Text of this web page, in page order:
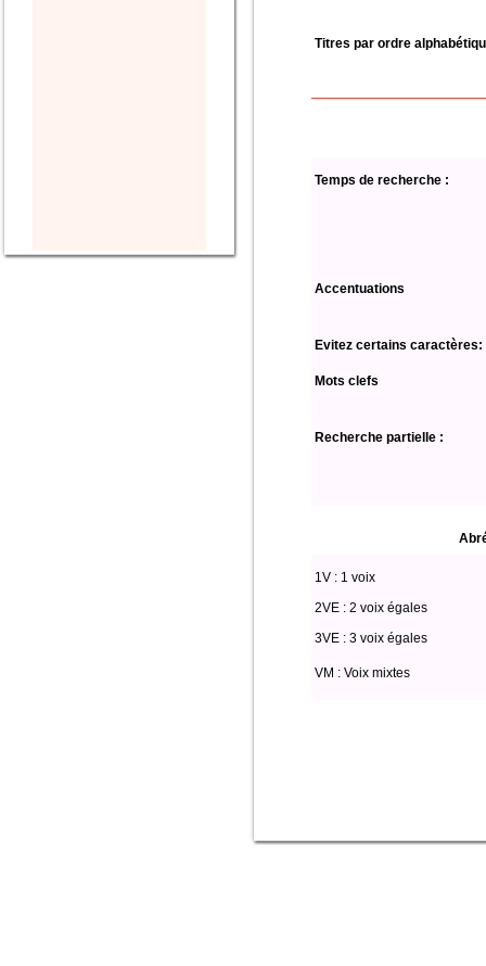
Titres par ordre
Temps de recherche :
Accentuations
Evitez certains caractères:
Mots clefs
Recherche partielle :
1V : 1 voix
2VE : 2 voix égales
3VE : 3 voix égales
VM : Voix mixtes